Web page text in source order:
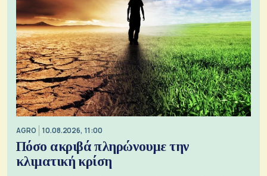
AGRO 10.08.2026, 11:00
Πόσο ακριβά πληρώνουμε την
κλιματική κρίση